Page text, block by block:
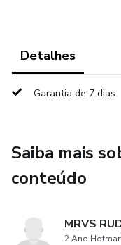
Detalhes
Garantia de 7 dias
Saiba mais
conteúdo
MRVS
2 Ano